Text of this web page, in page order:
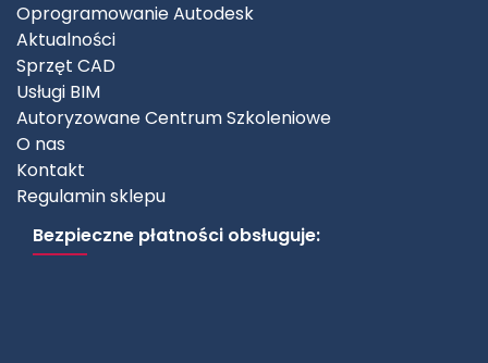
Oprogramowanie Autodesk
Aktualności
Sprzęt CAD
Usługi BIM
Autoryzowane Centrum Szkoleniowe
O nas
Kontakt
Regulamin sklepu
Bezpieczne płatności obsługuje: